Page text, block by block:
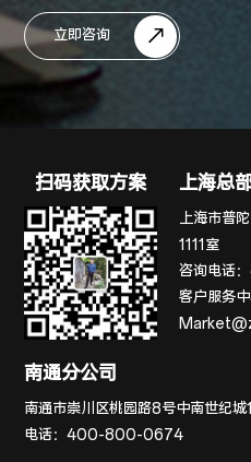
立即咨询
扫码获取方案 上海总
上海市普
1111室
咨询电话：
客户服务
南通分公司
南通市崇川区桃园路8号中南世纪
电话：400-800-0674